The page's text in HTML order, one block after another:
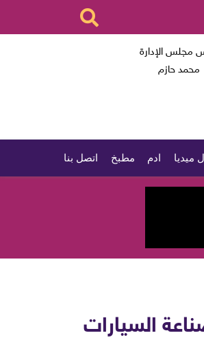
مجلس الإدارة
محمد حازم
ميديا ادم مطبخ اتصل بنا
السيارات